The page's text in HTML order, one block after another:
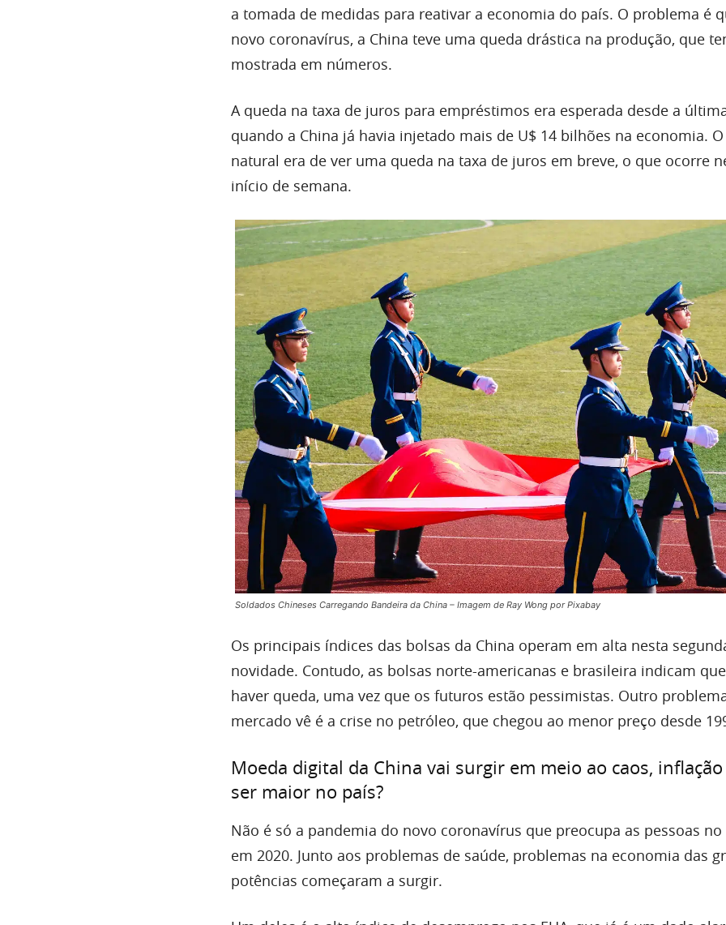
a tomada de medidas para reativar a economia do país. O problema é
novo coronavírus, a China teve uma queda drástica na produção, que
mostrada em números.
A queda na taxa de juros para empréstimos era esperada desde a
quando a China já havia injetado mais de U$ 14 bilhões na economia.
natural era de ver uma queda na taxa de juros em breve, o que ocorre
início de semana.
Soldados Chineses Carregando Bandeira da China – Imagem de Ray Wong por Pixabay
Os principais índices das bolsas da China operam em alta nesta
novidade. Contudo, as bolsas norte-americanas e brasileira indicam
haver queda, uma vez que os futuros estão pessimistas. Outro
mercado vê é a crise no petróleo, que chegou ao menor preço desde
Moeda digital da China vai surgir em meio ao caos,
ser maior no país?
Não é só a pandemia do novo coronavírus que preocupa as pessoas
em 2020. Junto aos problemas de saúde, problemas na economia das
potências começaram a surgir.